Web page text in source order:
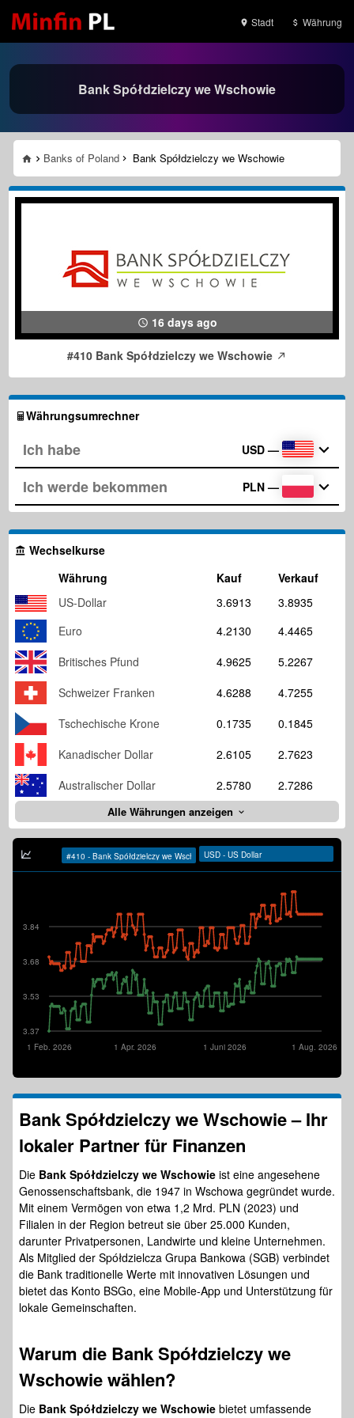
Stadt Währung
Bank Spółdzielczy we Wschowie
Banks of Poland Bank Spółdzielczy we Wschowie
16 days ago
#410 Bank Spółdzielczy we Wschowie
Währungsumrechner
USD —
PLN —
Wechselkurse
Währung
Kauf
Verkauf
US-Dollar
3.6913
3.8935
Euro
4.2130
4.4465
Britisches Pfund
4.9625
5.2267
Schweizer Franken
4.6288
4.7255
Tschechische Krone
0.1735
0.1845
Kanadischer Dollar
2.6105
2.7623
Australischer Dollar
2.5780 2.7286
Alle Währungen anzeigen
3.37
3.53
3.68
3.84
1 Aug. 2026
1 Juni 2026
1 Apr. 2026
1 Feb. 2026
Bank Spółdzielczy we Wschowie – Ihr
lokaler Partner für Finanzen
Die Bank Spółdzielczy we Wschowie ist eine angesehene
Genossenschaftsbank, die 1947 in Wschowa gegründet wurde.
Mit einem Vermögen von etwa 1,2 Mrd. PLN (2023) und
Filialen in der Region betreut sie über 25.000 Kunden,
darunter Privatpersonen, Landwirte und kleine Unternehmen.
Als Mitglied der Spółdzielcza Grupa Bankowa (SGB) verbindet
die Bank traditionelle Werte mit innovativen Lösungen und
bietet das Konto BSGo, eine Mobile-App und Unterstützung für
lokale Gemeinschaften.
Warum die Bank Spółdzielczy we
Wschowiewählen?
Die Bank Spółdzielczy we Wschowie bietet umfassende